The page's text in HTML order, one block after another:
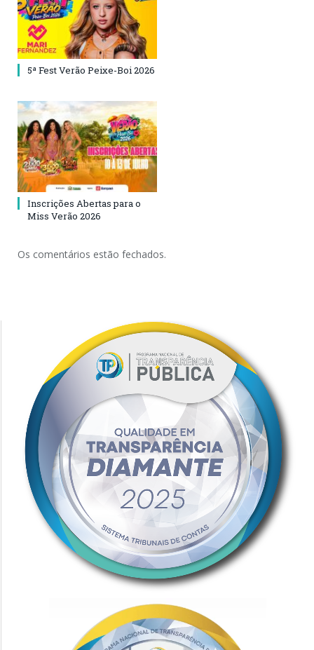
5ª Fest Verão Peixe-Boi 2026
Inscrições Abertas para o
Miss Verão 2026
Os comentários estão fechados.